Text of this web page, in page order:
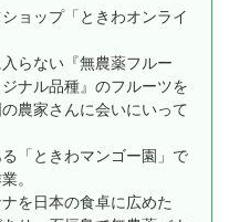
ョップ「ときわオンライ
らない『無農薬フルー
ナル品種』のフルーツを
農家さんに会いにいって
「ときわマンゴー園」で
。
を日本の食卓に広めた